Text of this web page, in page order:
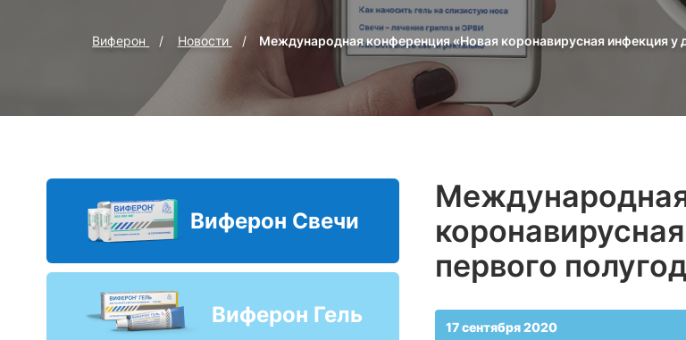
Виферон Новости Международная конференция «Новая коронавирусная инфекция у
Виферон Свечи
Виферон Гель
первого
17 сентября 2020